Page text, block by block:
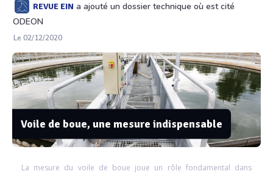
REVUE EIN a ajouté un dossier technique où est cité
ODEON
Le 02/12/2020
Voile de boue, une mesure indispensable
La mesure du voile de boue joue un rôle fondamental dans